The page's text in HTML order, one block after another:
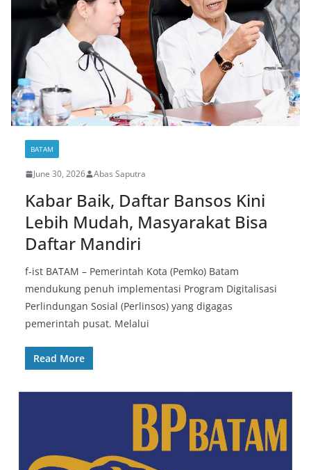
BATAM
June 30, 2026 Abas Saputra
Kabar Baik, Daftar Bansos Kini
Lebih Mudah, Masyarakat Bisa
Daftar Mandiri
f-ist BATAM – Pemerintah Kota (Pemko) Batam
mendukung penuh implementasi Program Digitalisasi
Perlindungan Sosial (Perlinsos) yang digagas
pemerintah pusat. Melalui
Read More